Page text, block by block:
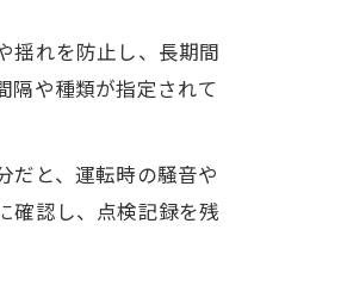
揺れを防止し、長期間
隔や種類が指定されて
だと、運転時の騒音や
確認し、点検記録を残